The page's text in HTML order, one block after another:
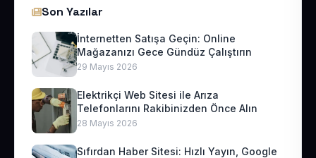
Son Yazılar
İnternetten Satışa Geçin: Online
Mağazanızı Gece Gündüz Çalıştırın
29 Mayıs 2026
Elektrikçi Web Sitesi ile Arıza
Telefonlarını Rakibinizden Önce Alın
28 Mayıs 2026
Sıfırdan Haber Sitesi: Hızlı Yayın, Google